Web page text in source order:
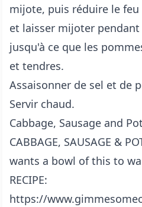
mijote, puis réduire le
et laisser mijoter
jusqu'à ce que les
et tendres.
Assaisonner de sel et de
Servir chaud.
Cabbage, Sausage and
CABBAGE, SAUSAGE &
wants a bowl of this to
RECIPE:
https://